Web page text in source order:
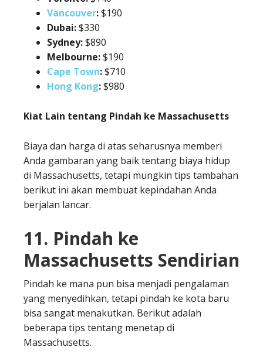
Vancouver:$190
Dubai:$330
Sydney:$890
Melbourne:$190
Cape Town:$710
Hong Kong:$980
Kiat Lain tentang Pindah ke Massachusetts
Biaya dan harga di atas seharusnya memberi
Anda gambaran yang baik tentang biaya hidup
di Massachusetts, tetapi mungkin tips tambahan
berikut ini akan membuat kepindahan Anda
berjalan lancar.
11. Pindah ke
Massachusetts Sendirian
Pindah ke mana pun bisa menjadi pengalaman
yang menyedihkan, tetapi pindah ke kota baru
bisa sangat menakutkan. Berikut adalah
beberapa tips tentang menetap di
Massachusetts.